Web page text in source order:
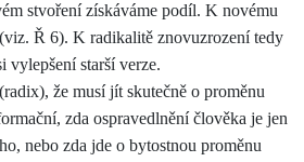
stvoření získáváme podíl. K novému
Ř 6). K radikalitě znovuzrození tedy
vylepšení starší verze.
že musí jít skutečně o proměnu
zda ospravedlnění člověka je jen
nebo zda jde o bytostnou proměnu